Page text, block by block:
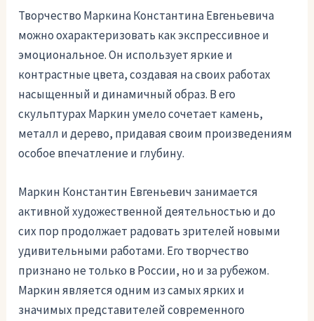
Творчество Маркина Константина Евгеньевича
можно охарактеризовать как экспрессивное и
эмоциональное. Он использует яркие и
контрастные цвета, создавая на своих работах
насыщенный и динамичный образ. В его
скульптурах Маркин умело сочетает камень,
металл и дерево, придавая своим произведениям
особое впечатление и глубину.
Маркин Константин Евгеньевич занимается
активной художественной деятельностью и до
сих пор продолжает радовать зрителей новыми
удивительными работами. Его творчество
признано не только в России, но и за рубежом.
Маркин является одним из самых ярких и
значимых представителей современного